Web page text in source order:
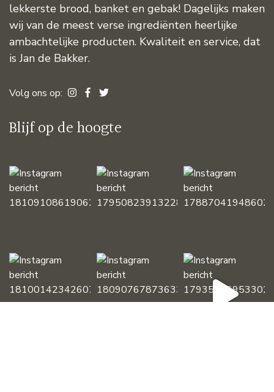
lekkerste brood, banket en gebak! Dagelijks maken
wij van de meest verse ingrediënten heerlijke
ambachtelijke producten. Kwaliteit en service, dat
is Jan de Bakker.
Volg ons op:
Blijf op de hoogte